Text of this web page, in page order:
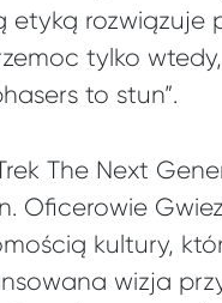
etyką rozwiązuje
tylko
to stun”.
The Next
Oficerowie
kultury,
wizja